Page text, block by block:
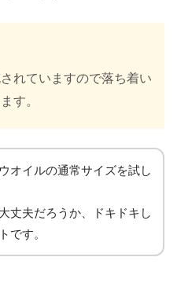
れていますので落ち着い
す。
オイルの通常サイズを試し
丈夫だろうか、ドキドキし
です。